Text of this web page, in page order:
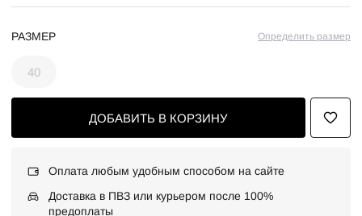
РАЗМЕР Определить размер
40
ДОБАВИТЬ В КОРЗИНУ
Оплата любым удобным способом на сайте
Доставка в ПВЗ или курьером после 100%
предоплаты